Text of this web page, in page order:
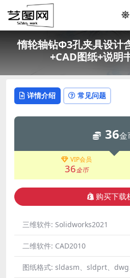
惰轮轴钻Φ3孔夹具设计
+CAD图纸+说明
详情介绍 常见问题
36金
VIP会员
36金币
购买下载
三维软件: Solidworks2021
二维软件: CAD2010
图纸格式: sldasm、sldprt、dwg